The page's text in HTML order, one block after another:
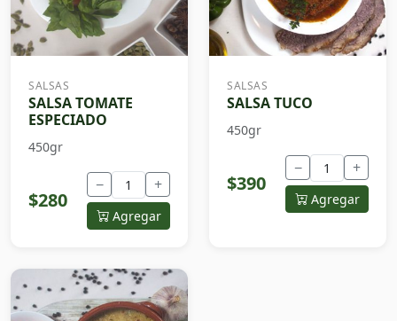
SALSAS
SALSA TOMATE
ESPECIADO
450gr
$280
− +
Agregar
SALSAS
SALSA TUCO
450gr
$390
− +
Agregar